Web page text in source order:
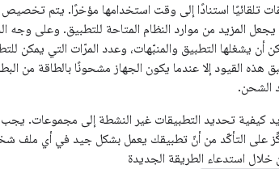
تلقائيًا استنادًا إلى وقت استخدامها مؤخرًا. يتم
يجعل المزيد من موارد النظام المتاحة للتطبيق. وعلى
يشغلها التطبيق والمنبّهات، وعدد المرّات التي يمكن
هذه القيود إلا عندما يكون الجهاز مشحونًا بالطاقة من
الشحن.
كيفية تحديد التطبيقات غير النشطة إلى مجموعات. يجب
على التأكّد من أنّ تطبيقك يعمل بشكل جيد في أي ملف
خلال استدعاء الطريقة الجديدة